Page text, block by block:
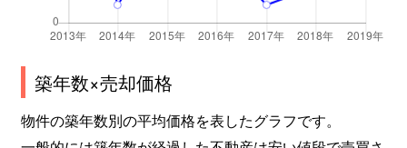
築年数×売却価格
物件の築年数別の平均価格を表したグラフです。